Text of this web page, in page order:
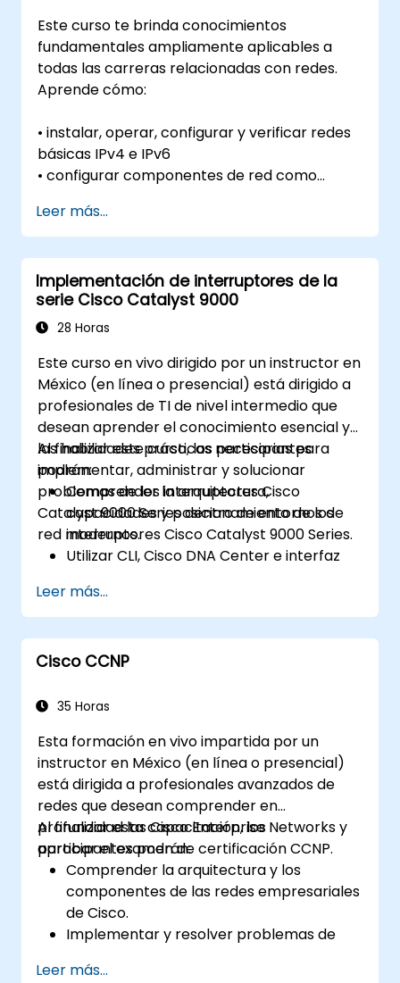
Este curso te brinda conocimientos
fundamentales ampliamente aplicables a
todas las carreras relacionadas con redes.
Aprende cómo:
• instalar, operar, configurar y verificar redes
básicas IPv4 e IPv6
• configurar componentes de red como
inalámbricos;
• administrar dispositivos de red; y
• identificar amenazas básicas de seguridad.
El curso también proporciona una base en
programación de redes, automatización y
redes definidas por software.
Leer más...
Implementación de interruptores de la
serie Cisco Catalyst 9000
28 Horas
Este curso en vivo dirigido por un instructor en
México (en línea o presencial) está dirigido a
profesionales de TI de nivel intermedio que
desean aprender el conocimiento esencial y
las habilidades prácticas necesarias para
implementar, administrar y solucionar
problemas de los interruptores Cisco
Catalyst 9000 Series dentro de entornos de
red modernos.
Al finalizar este curso, los participantes
podrán:
Comprender la arquitectura,
capacidades y posicionamiento de los
interruptores Cisco Catalyst 9000 Series.
Utilizar CLI, Cisco DNA Center e interfaz
gestión.
Utilizar características de seguridad,
integración con la nube y herramientas
de automatización.
diversos entornos de red.
aprovisionamiento, administración y
automatización de dispositivos.
Leer más...
Cisco CCNP
35 Horas
Esta formación en vivo impartida por un
instructor en México (en línea o presencial)
está dirigida a profesionales avanzados de
redes que desean comprender en
profundidad las Cisco Enterprise Networks y
aprobar el examen de certificación CCNP.
Al finalizar esta capacitación, los
participantes podrán:
Comprender la arquitectura y los
componentes de las redes empresariales
de Cisco.
Implementar y resolver problemas de
así como asegurar redes LAN y WAN
Leer más...